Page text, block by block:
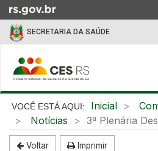
para
para
o
menu
para
SECRETARIA DA SAÚDE
Início
conteúdo
Inicial
Notícias
3ª Plenária
Voltar Imprimir